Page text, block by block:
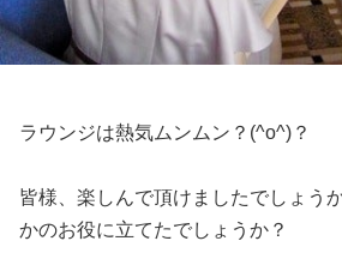
ラウンジは熱気ムンムン？(^o^)？
皆様、楽しんで頂けましたでしょ
かのお役に立てたでしょうか？